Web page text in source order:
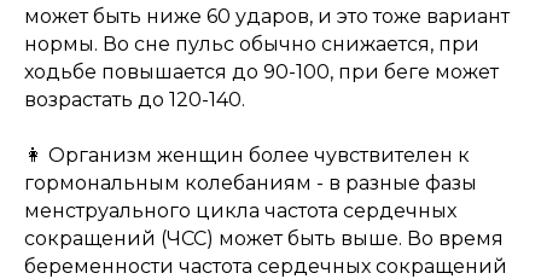
может быть ниже 60 ударов, и это тоже вариант
нормы. Во сне пульс обычно снижается, при
ходьбе повышается до 90-100, при беге может
возрастать до 120-140.
👩 Организм женщин более чувствителен к
гормональным колебаниям - в разные фазы
менструального цикла частота сердечных
сокращений (ЧСС) может быть выше. Во время
беременности частота сердечных сокращений